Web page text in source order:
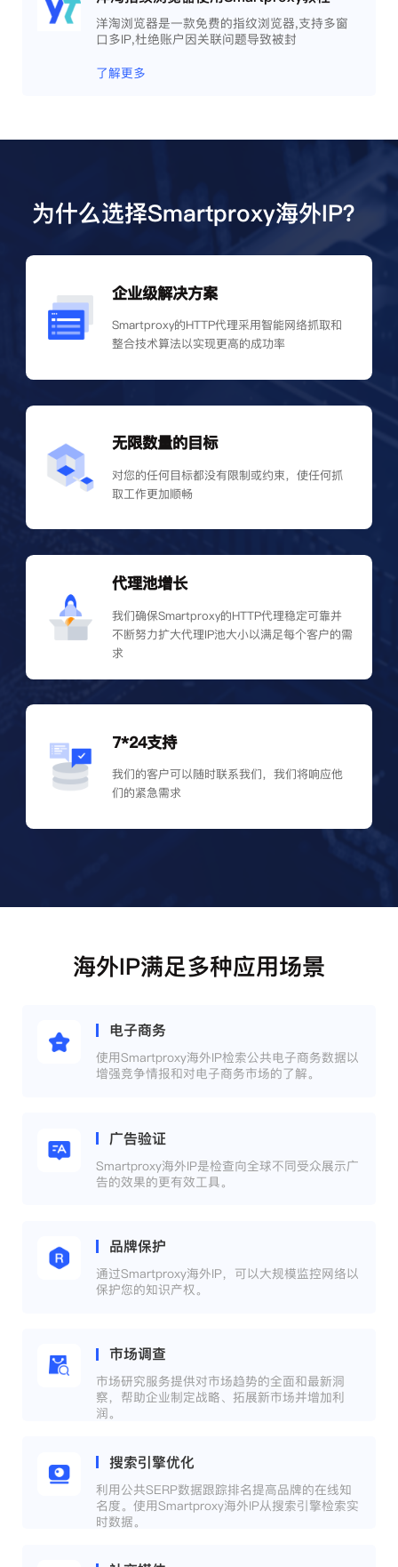
洋淘浏览器是一款免费的指纹浏览器,支持多窗
口多IP,杜绝账户因关联问题导致被封
了解更多
为什么选择Smartproxy海外IP？
企业级解决方案
Smartproxy的HTTP代理采用智能网络抓取和
整合技术算法以实现更高的成功率
无限数量的目标
对您的任何目标都没有限制或约束，使任何抓
取工作更加顺畅
代理池增长
我们确保Smartproxy的HTTP代理稳定可靠并
不断努力扩大代理IP池大小以满足每个客户的需
求
7*24支持
我们的客户可以随时联系我们，我们将响应他
们的紧急需求
海外IP满足多种应用场景
电子商务
使用Smartproxy海外IP检索公共电子商务数据以
增强竞争情报和对电子商务市场的了解。
广告验证
Smartproxy海外IP是检查向全球不同受众展示广
告的效果的更有效工具。
品牌保护
通过Smartproxy海外IP，可以大规模监控网络以
保护您的知识产权。
市场调查
市场研究服务提供对市场趋势的全面和最新洞
察，帮助企业制定战略、拓展新市场并增加利
润。
搜索引擎优化
利用公共SERP数据跟踪排名提高品牌的在线知
名度。使用Smartproxy海外IP从搜索引擎检索实
时数据。